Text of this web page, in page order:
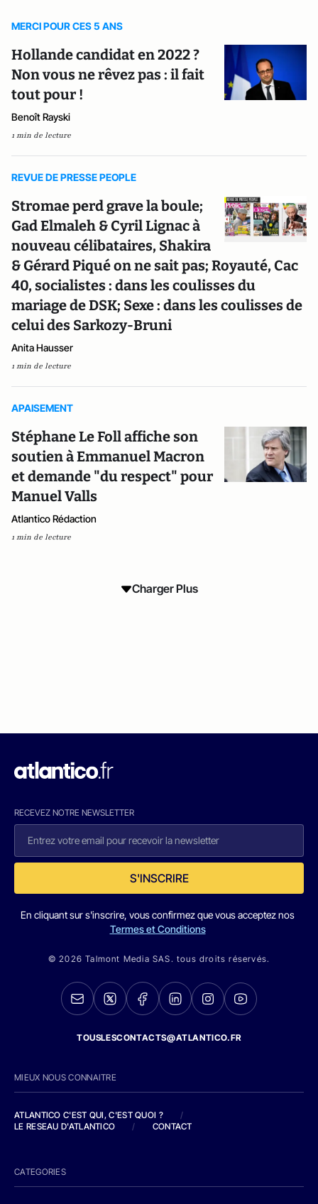
MERCI POUR CES 5 ANS
Hollande candidat en 2022 ?
Non vous ne rêvez pas : il fait
tout pour !
Benoît Rayski
1 min de lecture
REVUE DE PRESSE PEOPLE
Stromae perd grave la boule;
Gad Elmaleh & Cyril Lignac à
nouveau célibataires, Shakira
& Gérard Piqué on ne sait pas; Royauté, Cac
40, socialistes : dans les coulisses du
mariage de DSK; Sexe : dans les coulisses de
celui des Sarkozy-Bruni
Anita Hausser
1 min de lecture
APAISEMENT
Stéphane Le Foll affiche son
soutien à Emmanuel Macron
et demande "du respect" pour
Manuel Valls
Atlantico Rédaction
1 min de lecture
Charger Plus
RECEVEZ NOTRE NEWSLETTER
S'INSCRIRE
En cliquant sur s'inscrire, vous confirmez que vous acceptez nos
Termes et Conditions
© 2026 Talmont Media SAS. tous droits réservés.
TOUSLESCONTACTS@ATLANTICO.FR
MIEUX NOUS CONNAITRE
ATLANTICO C'EST QUI, C'EST QUOI ?
/
LE RESEAU D'ATLANTICO
/ CONTACT
CATEGORIES